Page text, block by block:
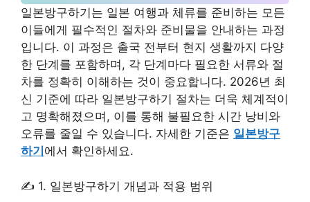
일본방구하기는 일본 여행과 체류를 준비하는 모든
이들에게 필수적인 절차와 준비물을 안내하는 과정
입니다. 이 과정은 출국 전부터 현지 생활까지 다양
한 단계를 포함하며, 각 단계마다 필요한 서류와 절
차를 정확히 이해하는 것이 중요합니다. 2026년 최
신 기준에 따라 일본방구하기 절차는 더욱 체계적이
고 명확해졌으며, 이를 통해 불필요한 시간 낭비와
오류를 줄일 수 있습니다. 자세한 기준은 일본방구
하기 에서 확인하세요.
✍ 1. 일본방구하기 개념과 적용 범위